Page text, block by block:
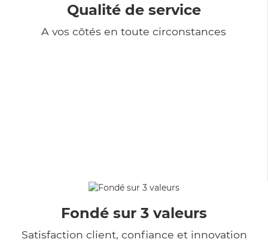
Qualité de service
A vos côtés en toute circonstances
Fondé sur 3 valeurs
Satisfaction client, confiance et innovation